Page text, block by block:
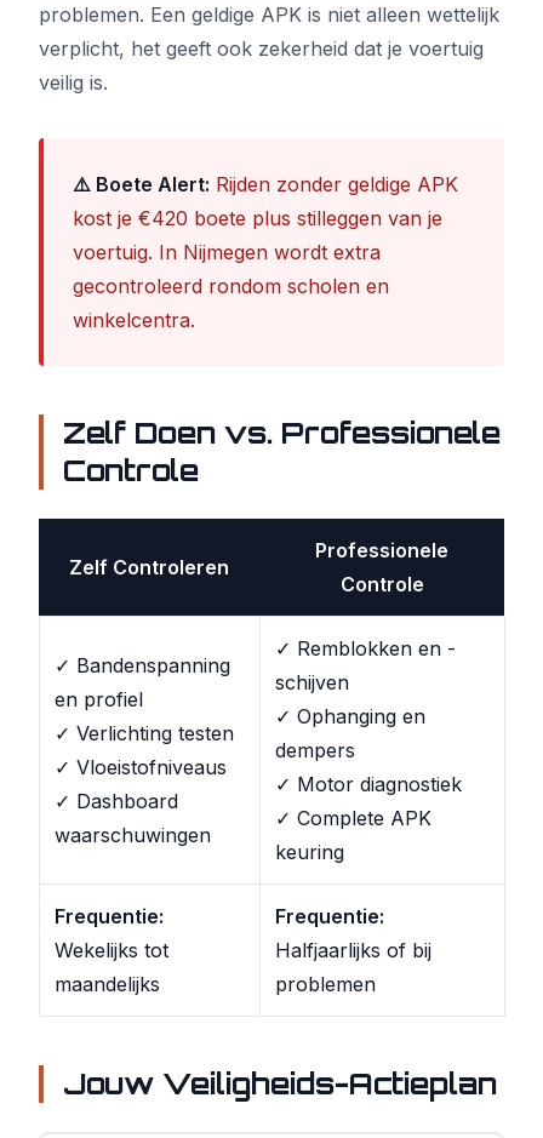
problemen. Een geldige APK is niet alleen wettelijk
verplicht, het geeft ook zekerheid dat je voertuig
veilig is.
⚠️ Boete Alert: Rijden zonder geldige APK
kost je €420 boete plus stilleggen van je
voertuig. In Nijmegen wordt extra
gecontroleerd rondom scholen en
winkelcentra.
Zelf Doen vs. Professionele
Controle
Zelf Controleren
Professionele
Controle
✓ Bandenspanning
en profiel
✓ Verlichting testen
✓ Vloeistofniveaus
✓ Dashboard
waarschuwingen
✓ Remblokken en -
schijven
✓ Ophanging en
dempers
✓ Motor diagnostiek
✓ Complete APK
keuring
Frequentie:
Wekelijks tot
maandelijks
Frequentie:
Halfjaarlijks of bij
problemen
Jouw Veiligheids-Actieplan